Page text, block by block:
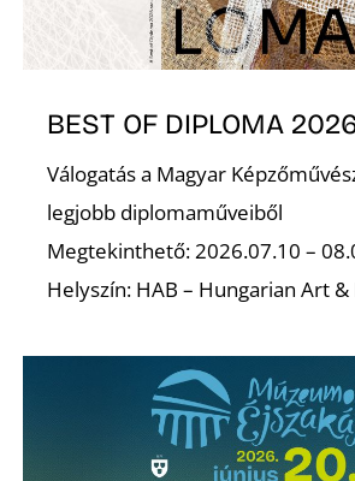
BEST OF DIPLOMA
Válogatás a Magyar
legjobb diplomaműveiből
Megtekinthető: 2026.07.10 –
Helyszín: HAB – Hungarian Art &